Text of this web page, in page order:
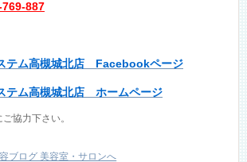
887
テム高槻城北店 Facebookページ
テム高槻城北店 ホームページ
協力下さい。